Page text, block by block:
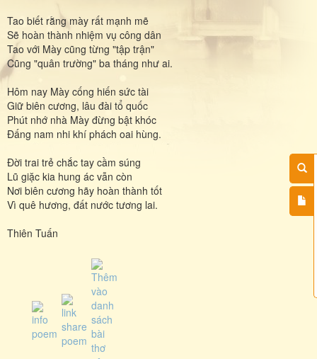
Tao biết rằng mày rất mạnh mẽ
Sẽ hoàn thành nhiệm vụ công dân
Tao với Mày cũng từng "tập trận"
Cũng "quân trường" ba tháng như ai.
Hôm nay Mày cống hiến sức tài
Giữ biên cương, lâu đài tổ quốc
Phút nhớ nhà Mày đừng bật khóc
Đấng nam nhi khí phách oai hùng.
Đời trai trẻ chắc tay cầm súng
Lũ giặc kia hung ác vẫn còn
Nơi biên cương hãy hoàn thành tốt
Vì quê hương, đất nước tương lai.
Thiên Tuấn